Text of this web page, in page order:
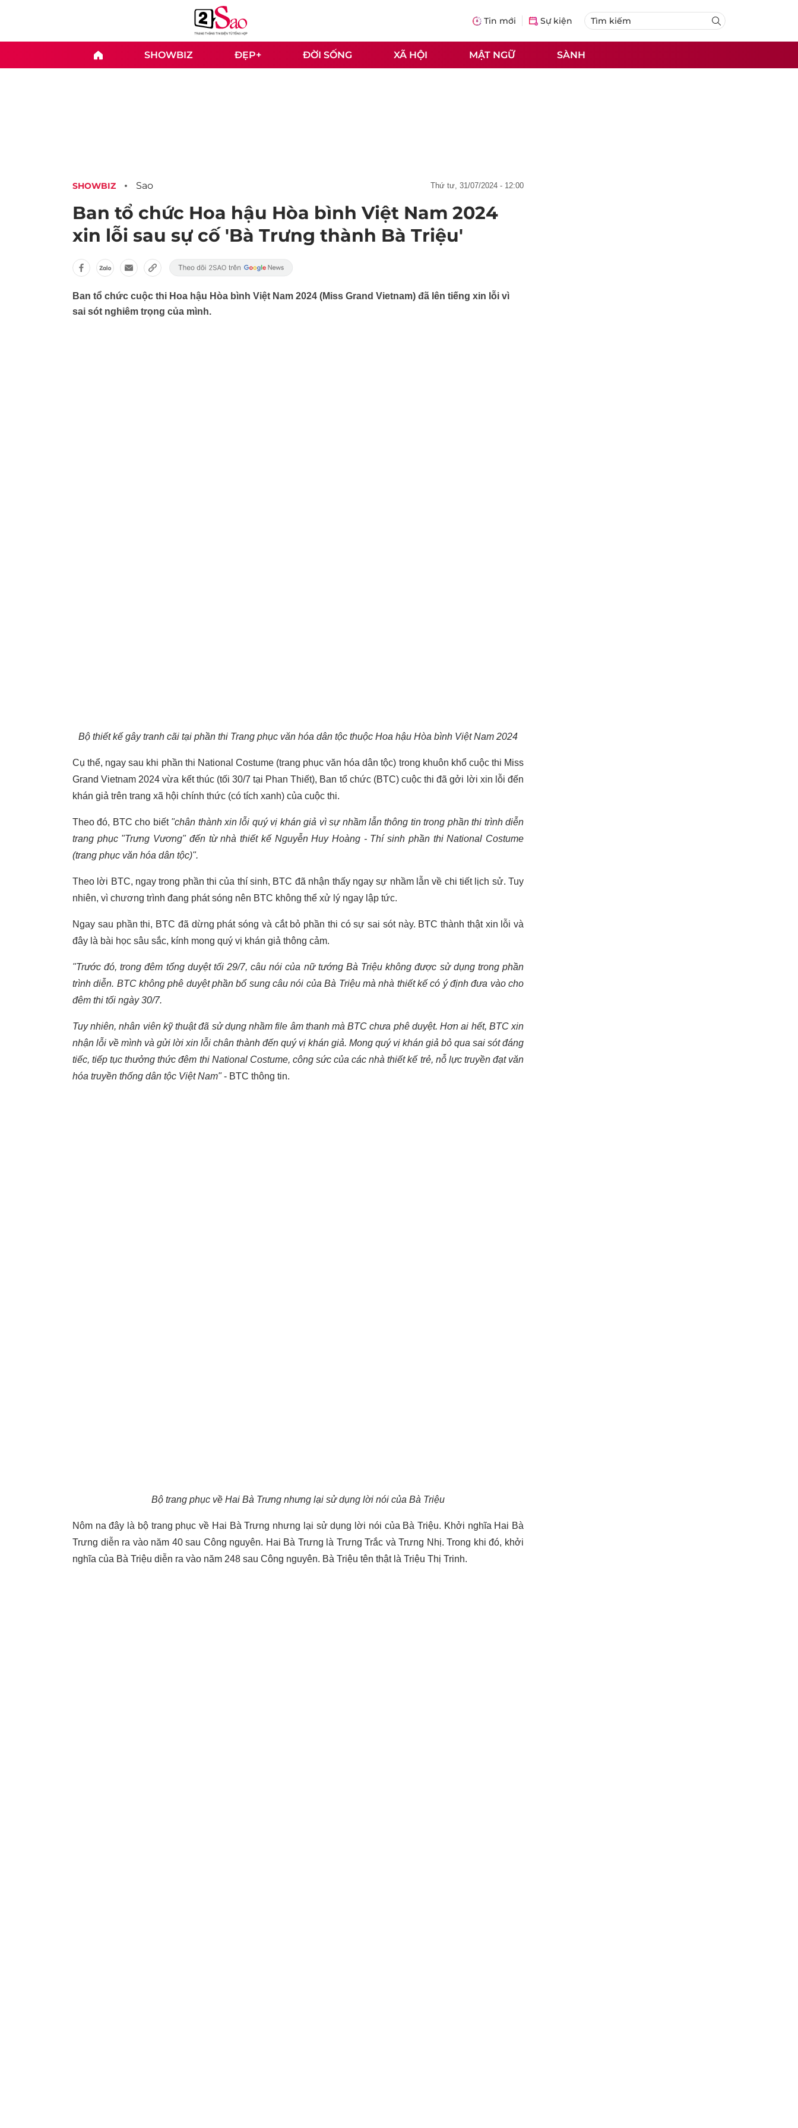
Tin mới Sự kiện
SHOWBIZ ĐẸP+ ĐỜI SỐNG XÃ HỘI MẬT NGỮ SÀNH
SHOWBIZ Sao thứ tư, 31/07/2024 - 12:00
Ban tổ chức Hoa hậu Hòa bình Việt Nam 2024
xin lỗi sau sự cố 'Bà Trưng thành Bà Triệu'
Ban tổ chức cuộc thi Hoa hậu Hòa bình Việt Nam 2024 (Miss Grand Vietnam) đã lên tiếng xin lỗi vì
sai sót nghiêm trọng của mình.
Bộ thiết kế gây tranh cãi tại phần thi Trang phục văn hóa dân tộc thuộc Hoa hậu Hòa bình Việt Nam 2024
Cụ thể, ngay sau khi phần thi National Costume (trang phục văn hóa dân tộc) trong khuôn khổ cuộc thi Miss
Grand Vietnam 2024 vừa kết thúc (tối 30/7 tại Phan Thiết), Ban tổ chức (BTC) cuộc thi đã gởi lời xin lỗi đến
khán giả trên trang xã hội chính thức (có tích xanh) của cuộc thi.
Theo đó, BTC cho biết "chân thành xin lỗi quý vị khán giả vì sự nhầm lẫn thông tin trong phần thi trình diễn
trang phục "Trưng Vương" đến từ nhà thiết kế Nguyễn Huy Hoàng - Thí sinh phần thi National Costume
(trang phục văn hóa dân tộc)".
Theo lời BTC, ngay trong phần thi của thí sinh, BTC đã nhận thấy ngay sự nhầm lẫn về chi tiết lịch sử. Tuy
nhiên, vì chương trình đang phát sóng nên BTC không thể xử lý ngay lập tức.
Ngay sau phần thi, BTC đã dừng phát sóng và cắt bỏ phần thi có sự sai sót này. BTC thành thật xin lỗi và
đây là bài học sâu sắc, kính mong quý vị khán giả thông cảm.
"Trước đó, trong đêm tổng duyệt tối 29/7, câu nói của nữ tướng Bà Triệu không được sử dụng trong phần
trình diễn. BTC không phê duyệt phần bổ sung câu nói của Bà Triệu mà nhà thiết kế có ý định đưa vào cho
đêm thi tối ngày 30/7.
Tuy nhiên, nhân viên kỹ thuật đã sử dụng nhầm file âm thanh mà BTC chưa phê duyệt. Hơn ai hết, BTC xin
nhận lỗi về mình và gửi lời xin lỗi chân thành đến quý vị khán giả. Mong quý vị khán giả bỏ qua sai sót đáng
tiếc, tiếp tục thưởng thức đêm thi National Costume, công sức của các nhà thiết kế trẻ, nỗ lực truyền đạt văn
hóa truyền thống dân tộc Việt Nam"- BTC thông tin.
Bộ trang phục về Hai Bà Trưng nhưng lại sử dụng lời nói của Bà Triệu
Nôm na đây là bộ trang phục về Hai Bà Trưng nhưng lại sử dụng lời nói của Bà Triệu. Khởi nghĩa Hai Bà
Trưng diễn ra vào năm 40 sau Công nguyên. Hai Bà Trưng là Trưng Trắc và Trưng Nhị. Trong khi đó, khởi
nghĩa của Bà Triệu diễn ra vào năm 248 sau Công nguyên. Bà Triệu tên thật là Triệu Thị Trinh.